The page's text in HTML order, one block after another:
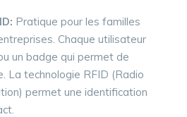
Pratique pour les familles
Chaque utilisateur
un badge qui permet de
La technologie RFID (Radio
permet une identification